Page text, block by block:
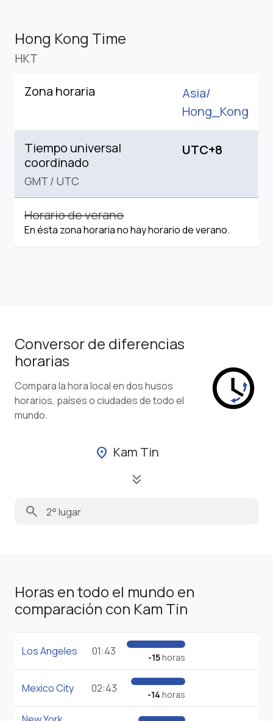
Hong Kong Time
HKT
Zona horaria
Asia/
Hong_Kong
Tiempo universal
coordinado
GMT / UTC
UTC+8
Horario de verano
En ésta zona horaria no hay horario de verano.
Conversor de diferencias
horarias
Compara la hora local en dos husos
horarios, países o ciudades de todo el
mundo.
location_on Kam Tin
keyboard_double_arrow_down
search
Horas en todo el mundo en
comparación con Kam Tin
Los Angeles 01:43 -15horas
Mexico City 02:43 -14 horas